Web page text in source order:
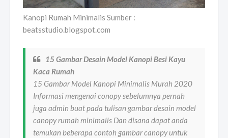
Kanopi Rumah Minimalis Sumber :
beatsstudio.blogspot.com
15 Gambar Desain Model Kanopi Besi Kayu
Kaca Rumah
15 Gambar Model Kanopi Minimalis Murah 2020
Informasi mengenai conopy sebelumnya pernah
juga admin buat pada tulisan gambar desain model
canopy rumah minimalis Dan disana dapat anda
temukan beberapa contoh gambar canopy untuk